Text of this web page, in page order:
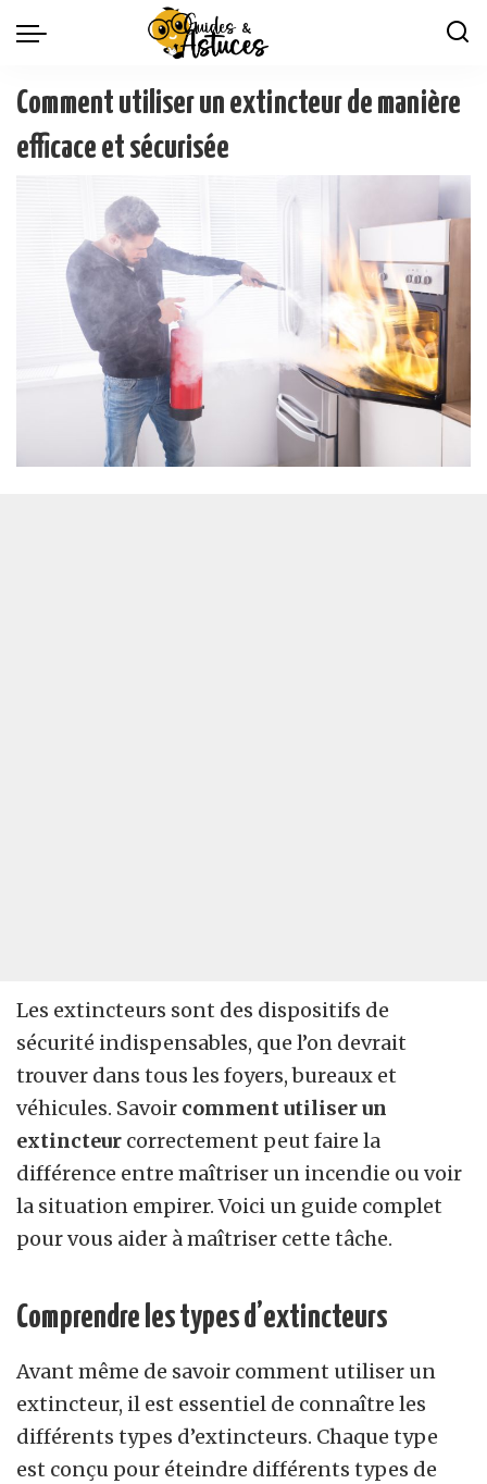
Comment utiliser un extincteur de manière
efficace et sécurisée
Les extincteurs sont des dispositifs de
sécurité indispensables, que l’on devrait
trouver dans tous les foyers, bureaux et
véhicules. Savoir comment utiliser un
extincteur correctement peut faire la
différence entre maîtriser un incendie ou voir
la situation empirer. Voici un guide complet
pour vous aider à maîtriser cette tâche.
Comprendre les types d’extincteurs
Avant même de savoir comment utiliser un
extincteur, il est essentiel de connaître les
différents types d’extincteurs. Chaque type
est conçu pour éteindre différents types de